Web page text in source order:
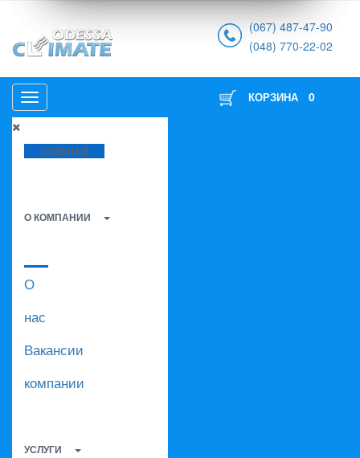
(067) 487-47-90
(048) 770-22-02
ГЛАВНАЯ
О КОМПАНИИ
О
нас
Вакансии
компании
УСЛУГИ
КОРЗИНА 0